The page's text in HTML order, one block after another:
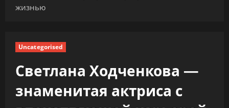
жизнью
Uncategorised
Светлана Ходченкова —
знаменитая актриса с